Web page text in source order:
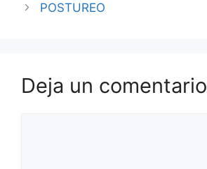
POSTUREO
Deja un comentario